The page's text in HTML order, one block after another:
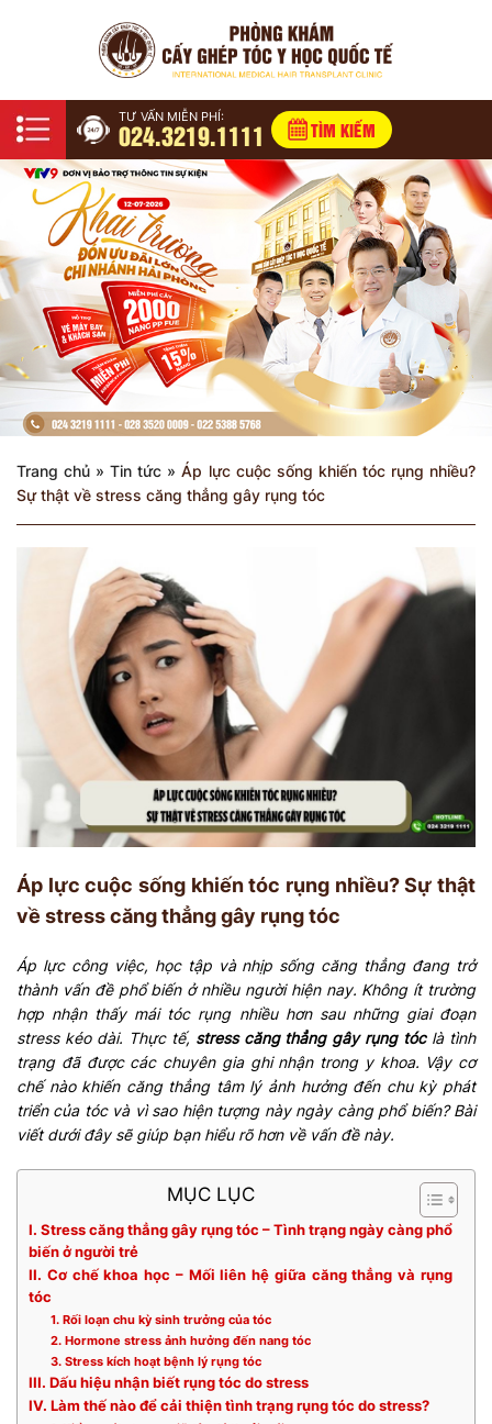
TƯ VẤN MIỄN PHÍ:
024.3219.1111 TÌM KIẾM
Trang chủ »Tin tức »Áp lực cuộc sống khiến tóc rụng nhiều?
Sự thật về stress căng thẳng gây rụng tóc
Áp lực cuộc sống khiến tóc rụng nhiều? Sự thật
về stress căng thẳng gây rụng tóc
Áp lực công việc, học tập và nhịp sống căng thẳng đang trở
thành vấn đề phổ biến ở nhiều người hiện nay. Không ít trường
hợp nhận thấy mái tóc rụng nhiều hơn sau những giai đoạn
stress kéo dài. Thực tế,stress căng thẳng gây rụng tóc là tình
trạng đã được các chuyên gia ghi nhận trong y khoa. Vậy cơ
chế nào khiến căng thẳng tâm lý ảnh hưởng đến chu kỳ phát
triển của tóc và vì sao hiện tượng này ngày càng phổ biến? Bài
viết dưới đây sẽ giúp bạn hiểu rõ hơn về vấn đề này.
MỤC LỤC
I. Stress căng thẳng gây rụng tóc – Tình trạng ngày càng phổ
biến ở người trẻ
II. Cơ chế khoa học – Mối liên hệ giữa căng thẳng và rụng
tóc
1. Rối loạn chu kỳ sinh trưởng của tóc
2. Hormone stress ảnh hưởng đến nang tóc
3. Stress kích hoạt bệnh lý rụng tóc
III. Dấu hiệu nhận biết rụng tóc do stress
IV. Làm thế nào để cải thiện tình trạng rụng tóc do stress?